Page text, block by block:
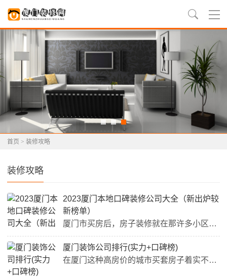
首页 > 装修攻略
装修攻略
2023厦门本地口碑装修公司大全（新出炉较
新榜单）
厦门市买房后，房子装修就在那许多小区业主日程表下排在第一位了。房子装修若想装上，装饰公司一定要选好。高品质的家装公司在房子装修时能够带来很大的协助。如今在厦门装修公司诸多，厦门装修公司哪家比较好？为大家整理了2023厦门装修公司排名全集，以供大家参考。选择一家好的家装公司是很多厦门务必房屋装修的业主都关心的一大难题，有些依据亲戚朋友强烈推荐，有些网上搜，有到装修公司进行考察学习，但是这种都不一定能探寻答案。随着厦门房屋装修市扬不断稳步发展，销售市场的慢慢凸...
厦门装饰公司排行(实力+口碑榜)
在厦门这种高房价的城市买套房子着实不易，要掏空两代人的口袋，特别事到了装修这个阶段，装修是件让人头疼的事情，大部分业主都缺乏装修经验，一般都会聘请本地专业、靠谱的装修公司来施工完成，以保障效果。那么在厦门装修公司哪家好呢?下面小编就来为大家介绍一下厦门装饰公司排行。1.厦门旷匠装饰（中高端品牌家装）品牌评分：9.8（10分满）口碑星级：★★★★★上榜理由：性价比高，中高端品牌，适合老百姓说起厦门装修公司相信大部分的老厦门人对“厦门旷匠装饰”并不陌生，公司成...